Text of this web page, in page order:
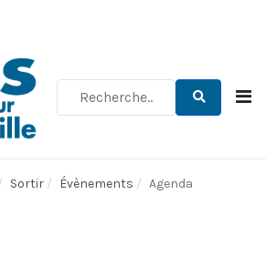
Sortir Évènements Agenda